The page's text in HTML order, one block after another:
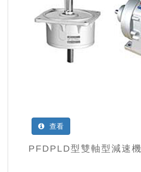
查看
PFDPLD型雙軸型減速機